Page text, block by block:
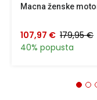
Macna ženske
107,97 € 179,95 €
40% popusta